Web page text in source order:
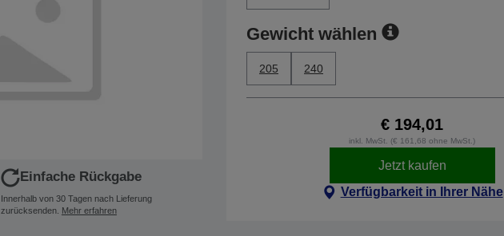
Einfache Rückgabe
Innerhalb von 30 Tagen nach Lieferung
zurücksenden. Mehr erfahren
Gewicht wählen
205 240
€ 194,01
inkl. MwSt. (€ 161,68 ohne MwSt.)
Jetzt kaufen
Verfügbarkeit in Ihrer Nähe